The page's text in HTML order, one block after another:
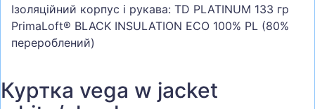
Ізоляційний корпус і рукава: TD PLATINUM 133 гр
PrimaLoft® BLACK INSULATION ECO 100% PL (80%
перероблений)
Куртка vega w jacket